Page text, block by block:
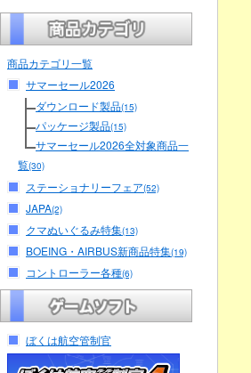
商品カテゴリ一覧
サマーセール2026
ダウンロード製品(15)
パッケージ製品(15)
サマーセール2026全対象商品一
覧(30)
ステーショナリーフェア(52)
JAPA(2)
クマぬいぐるみ特集(13)
BOEING・AIRBUS新商品特集(19)
コントローラー各種(6)
ぼくは航空管制官